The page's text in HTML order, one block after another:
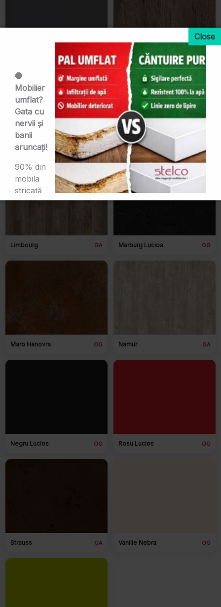
Hanut SN
Herve Kemberg Lucios
Limbourg GA Marburg Lucios OG
Maro Hanovra OG Namur GA
Negru Lucios OG Rosu Lucios OG
Strauss GA Vanilie Nebra OG
🛑
Mobilier
umflat?
Gata cu
nervii și
banii
aruncați!
90% din
mobila
stricată
în baie și
bucătărie are aceeași problemă:căntuire proastă.
temperatură.
Transformă mobilierul tău într-unul care NU se